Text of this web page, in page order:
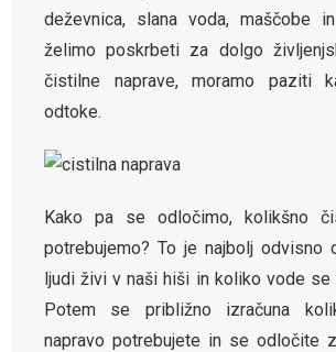
deževnica, slana voda, maščobe
želimo poskrbeti za dolgo
čistilne naprave, moramo paziti
odtoke.
Kako pa se odločimo, kolikšno
potrebujemo? To je najbolj odvisno
ljudi živi v naši hiši in koliko vode se
Potem se približno izračuna
napravo potrebujete in se odločite